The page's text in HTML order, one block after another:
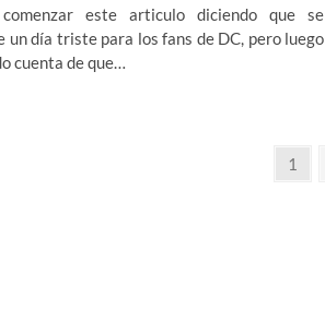
comenzar este articulo diciendo que se
un día triste para los fans de DC, pero luego
cuenta de que…
1